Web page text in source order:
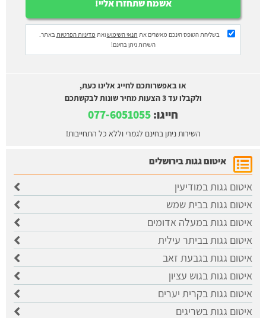
בשליחת הטופס הינכם מאשרים את תנאי השימושואת מדיניות הפרטיותבאתר.
השירות ניתן בחינם!
או באפשרותכם לחייג אלינו כעת,
ולקבלו עד 3 הצעות מחיר שונות לבקשתכם
חייגו:
השירות ניתן בחינם לגמרי וללא כל התחייבות!
איטום גגות בירושלים
איטום גגות במודיעין
איטום גגות בבית שמש
איטום גגות במעלה אדומים
איטום גגות בביתר עילית
איטום גגות בגבעת זאב
איטום גגות בגוש עציון
איטום גגות בקרית יערים
איטום גגות בשריגים